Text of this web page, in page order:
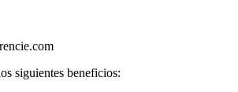
siguientes beneficios: